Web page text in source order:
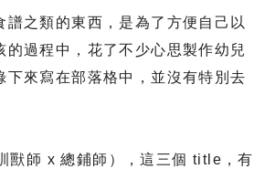
譜之類的東西，是為了方便自己以
的過程中，花了不少心思製作幼兒
下來寫在部落格中，並沒有特別去
獸師 x 總鋪師），這三個 title，有